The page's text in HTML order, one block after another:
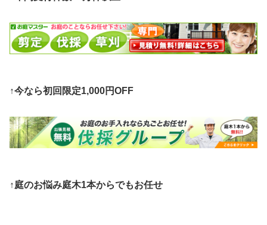
↑今なら初回限定1,000円OFF
↑庭のお悩み庭木1本からでもお任せ